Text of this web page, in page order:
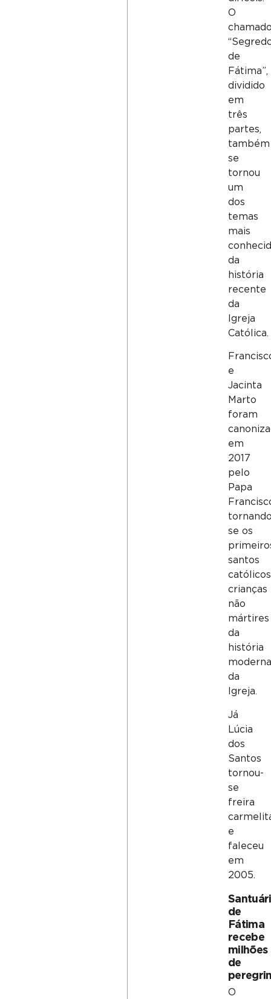
O
de
Fátima”,
dividido
em
três
partes,
também
se
tornou
um
dos
temas
mais
da
história
recente
da
Igreja
Católica.
e
Jacinta
Marto
foram
em
2017
pelo
Papa
se os
santos
católicos
crianças
não
mártires
da
história
da
Igreja.
Já
Lúcia
dos
Santos
tornou-
se
freira
e
faleceu
em
2005.
de
Fátima
recebe
milhões
de
O